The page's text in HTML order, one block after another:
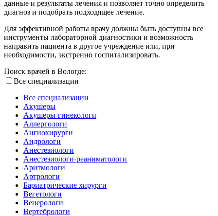
данные и результаты лечения и позволяет точно определить
диагноз и подобрать подходящее лечение.
Для эффективной работы врачу должны быть доступны все
инструменты лабораторной диагностики и возможность
направить пациента в другое учреждение или, при
необходимости, экстренно госпитализировать.
Поиск врачей в Вологде:
Все специализации
Все специализации
Акушеры
Акушеры-гинекологи
Аллергологи
Ангиохирурги
Андрологи
Анестезиологи
Анестезиологи-реаниматологи
Аритмологи
Артрологи
Бариатрические хирурги
Вегетологи
Венерологи
Вертебрологи